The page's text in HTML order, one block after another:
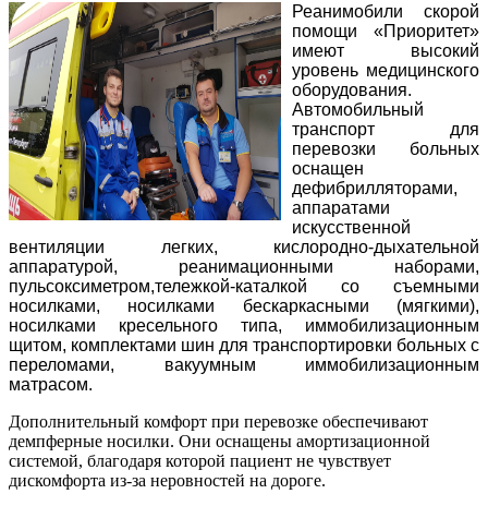
Реанимобили скорой
помощи «Приоритет»
имеют высокий
уровень медицинского
оборудования.
Автомобильный
транспорт для
перевозки больных
оснащен
дефибрилляторами,
аппаратами
искусственной
вентиляции легких, кислородно-дыхательной
аппаратурой, реанимационными наборами,
пульсоксиметром,тележкой-каталкой со съемными
носилками, носилками бескаркасными (мягкими),
носилками кресельного типа, иммобилизационным
щитом, комплектами шин для транспортировки больных с
переломами, вакуумным иммобилизационным
матрасом.
Дополнительный комфорт при перевозке обеспечивают
демпферные носилки. Они оснащены амортизационной
системой, благодаря которой пациент не чувствует
дискомфорта из-за неровностей на дороге.